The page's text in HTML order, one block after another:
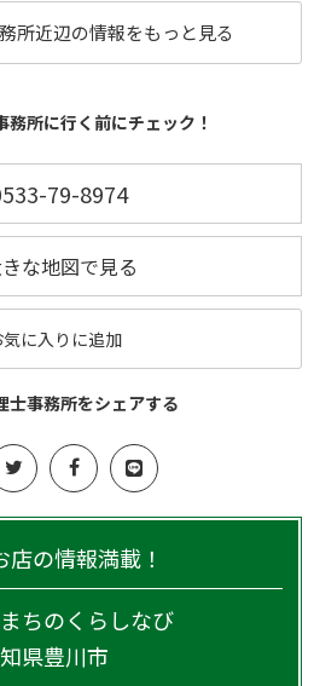
所近辺の情報をもっと見る
務所に行く前にチェック！
79-8974
な地図で見る
気に入りに追加
士事務所をシェアする
店の情報満載！
ちのくらしなび
県豊川市